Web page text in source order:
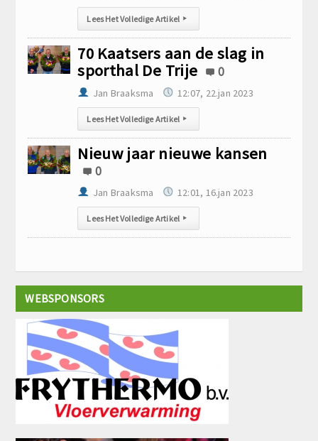
Lees Het Volledige Artikel ▸
70 Kaatsers aan de slag in
sporthal De Trije
0
Jan Braaksma 12:07, 22.jan 2023
Lees Het Volledige Artikel ▸
Nieuw jaar nieuwe kansen
0
Jan Braaksma 12:01, 16.jan 2023
Lees Het Volledige Artikel ▸
WEBSPONSORS